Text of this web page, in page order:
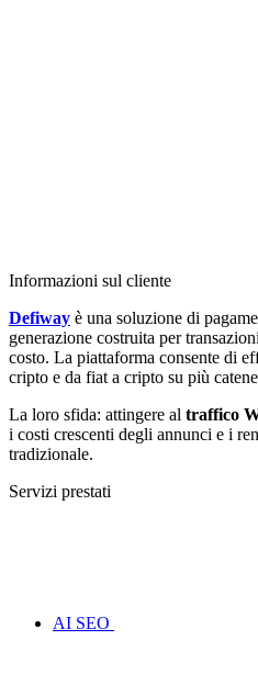
Informazioni sul cliente
Defiway è una soluzione di
generazione costruita per
costo. La piattaforma consente di
cripto e da fiat a cripto su più
La loro sfida: attingere al traffico
i costi crescenti degli annunci e i
tradizionale.
Servizi prestati
AI SEO